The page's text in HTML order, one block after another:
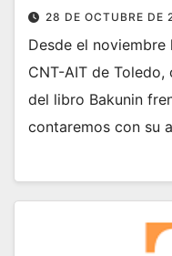
28 DE OCTUBRE DE
Desde el
CNT-AIT de
del libro Bakunin
contaremos con su